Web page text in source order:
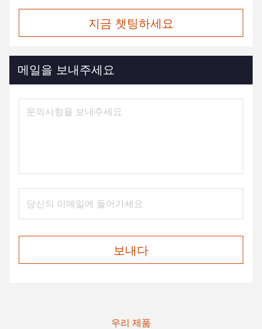
지금 챗팅하세요
메일을 보내주세요
보내다
우리 제품